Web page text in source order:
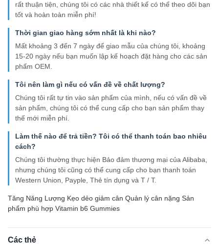
rất thuận tiện, chúng tôi có các nhà thiết kế có thể theo dõi bạn
tốt và hoàn toàn miễn phí!
Thời gian giao hàng sớm nhất là khi nào?
Mất khoảng 3 đến 7 ngày để giao mẫu của chúng tôi, khoảng
15-20 ngày nếu bạn muốn lập kế hoạch đặt hàng cho các sản
phẩm OEM.
Tôi nên làm gì nếu có vấn đề về chất lượng?
Chúng tôi rất tự tin vào sản phẩm của mình, nếu có vấn đề về
sản phẩm, chúng tôi có thể cung cấp cho bạn sản phẩm thay
thế mới miễn phí.
Làm thế nào để trả tiền? Tôi có thể thanh toán bao nhiêu
cách?
Chúng tôi thường thực hiện Bảo đảm thương mại của Alibaba,
nhưng chúng tôi cũng có thể cung cấp cho bạn thanh toán
Western Union, Payple, Thẻ tín dụng và T / T.
Tăng Năng Lượng Kẹo dẻo giảm cân Quản lý cân nặng Sản
phẩm phù hợp Vitamin b6 Gummies
Các thẻ